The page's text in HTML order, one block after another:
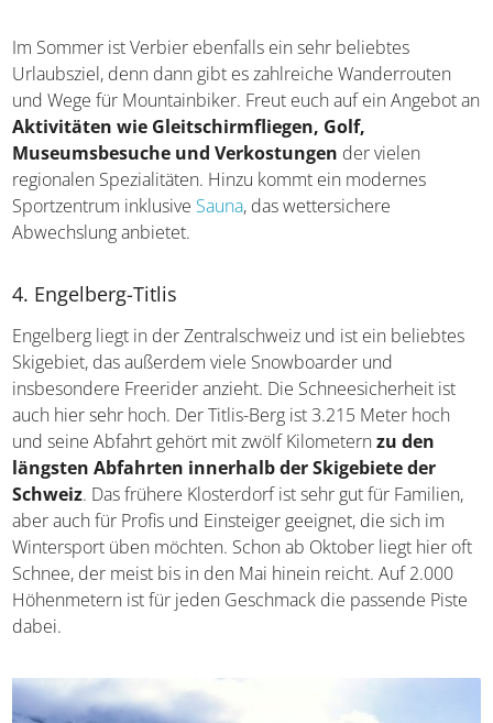
Im Sommer ist Verbier ebenfalls ein sehr beliebtes
Urlaubsziel, denn dann gibt es zahlreiche Wanderrouten
und Wege für Mountainbiker. Freut euch auf ein Angebot an
Aktivitäten wie Gleitschirmfliegen, Golf,
Museumsbesuche und Verkostungen der vielen
regionalen Spezialitäten. Hinzu kommt ein modernes
Sportzentrum inklusive Sauna, das wettersichere
Abwechslung anbietet.
4. Engelberg-Titlis
Engelberg liegt in der Zentralschweiz und ist ein beliebtes
Skigebiet, das außerdem viele Snowboarder und
insbesondere Freerider anzieht. Die Schneesicherheit ist
auch hier sehr hoch. Der Titlis-Berg ist 3.215 Meter hoch
und seine Abfahrt gehört mit zwölf Kilometernzu den
längsten Abfahrten innerhalb der Skigebiete der
Schweiz. Das frühere Klosterdorf ist sehr gut für Familien,
aber auch für Profis und Einsteiger geeignet, die sich im
Wintersport üben möchten. Schon ab Oktober liegt hier oft
Schnee, der meist bis in den Mai hinein reicht. Auf 2.000
Höhenmetern ist für jeden Geschmack die passende Piste
dabei.